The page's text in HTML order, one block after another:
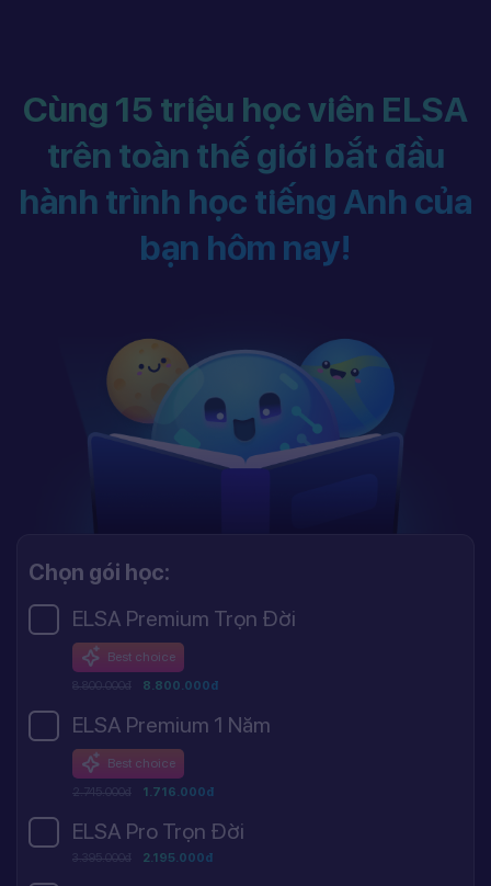
Cùng 15 triệu học viên ELSA
trên toàn thế giới bắt đầu
hành trình học tiếng Anh của
bạn hôm nay!
Chọn gói học:
ELSA Premium Trọn Đời
Best choice
8.800.000đ 8.800.000đ
ELSA Premium 1 Năm
Best choice
2.745.000đ 1.716.000đ
ELSA Pro Trọn Đời
3.395.000đ 2.195.000đ